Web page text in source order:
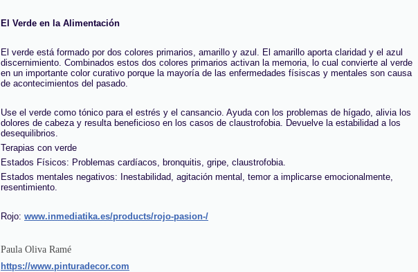
El Verde en la Alimentación
El verde está formado por dos colores primarios, amarillo y azul. El amarillo aporta claridad y el azul
discernimiento. Combinados estos dos colores primarios activan la memoria, lo cual convierte al verde
en un importante color curativo porque la mayoría de las enfermedades físiscas y mentales son causa
de acontecimientos del pasado.
Use el verde como tónico para el estrés y el cansancio. Ayuda con los problemas de hígado, alivia los
dolores de cabeza y resulta beneficioso en los casos de claustrofobia. Devuelve la estabilidad a los
desequilibrios.
Terapias con verde
Estados Físicos: Problemas cardíacos, bronquitis, gripe, claustrofobia.
Estados mentales negativos: Inestabilidad, agitación mental, temor a implicarse emocionalmente,
resentimiento.
Rojo: www.inmediatika.es/products/rojo-pasion-/
Paula Oliva Ramé
https://www.pinturadecor.com